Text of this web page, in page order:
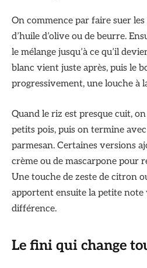
On commence par faire suer
d’huile d’olive ou de beurre.
le mélange jusqu’à ce qu’il
blanc vient juste après, puis le
progressivement, une louche à
Quand le riz est presque cuit,
petits pois, puis on termine
parmesan. Certaines versions
crème ou de mascarpone pour
Une touche de zeste de citron
apportent ensuite la petite
différence.
Le fini qui change